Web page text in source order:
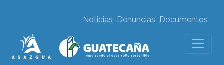
Noticias Denuncias Documentos